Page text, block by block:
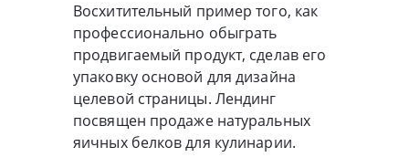
Восхитительный пример того, как
профессионально обыграть
продвигаемый продукт, сделав его
упаковку основой для дизайна
целевой страницы. Лендинг
посвящен продаже натуральных
яичных белков для кулинарии.